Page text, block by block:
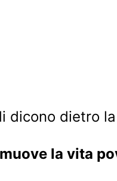
dicono dietro
la vita